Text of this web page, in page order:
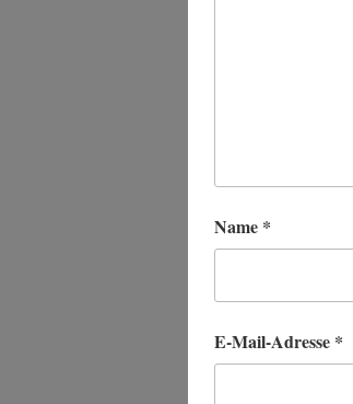
Name *
E-Mail-Adresse *